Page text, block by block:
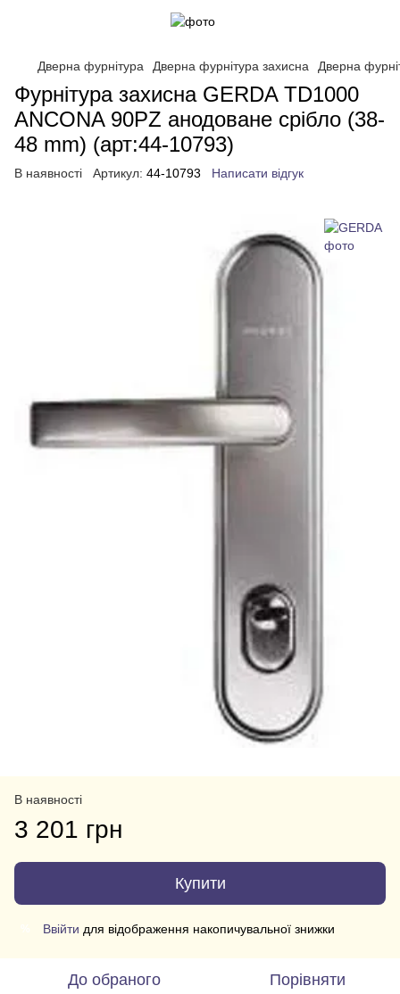
Дверна фурнітура Дверна фурнітура захисна Дверна
Фурнітура захисна GERDA TD1000
ANCONA 90PZ анодоване срібло (38-
48 mm) (арт:44-10793)
В наявності Артикул: 44-10793 Написати відгук
В наявності
3 201 грн
Купити
Ввійти для відображення накопичувальної знижки
До обраного Порівняти